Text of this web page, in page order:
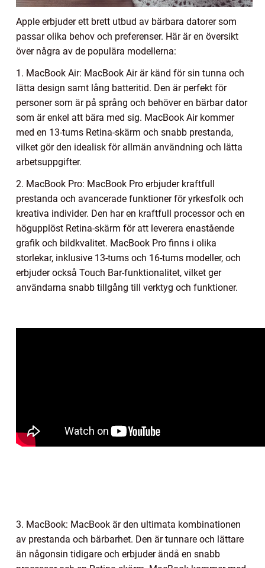
Apple erbjuder ett brett utbud av bärbara datorer som
passar olika behov och preferenser. Här är en översikt
över några av de populära modellerna:
1. MacBook Air: MacBook Air är känd för sin tunna och
lätta design samt lång batteritid. Den är perfekt för
personer som är på språng och behöver en bärbar dator
som är enkel att bära med sig. MacBook Air kommer
med en 13-tums Retina-skärm och snabb prestanda,
vilket gör den idealisk för allmän användning och lätta
arbetsuppgifter.
2. MacBook Pro: MacBook Pro erbjuder kraftfull
prestanda och avancerade funktioner för yrkesfolk och
kreativa individer. Den har en kraftfull processor och en
högupplöst Retina-skärm för att leverera enastående
grafik och bildkvalitet. MacBook Pro finns i olika
storlekar, inklusive 13-tums och 16-tums modeller, och
erbjuder också Touch Bar-funktionalitet, vilket ger
användarna snabb tillgång till verktyg och funktioner.
3. MacBook: MacBook är den ultimata kombinationen
av prestanda och bärbarhet. Den är tunnare och lättare
än någonsin tidigare och erbjuder ändå en snabb